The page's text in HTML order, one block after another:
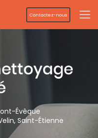
Contactez-nous
Évêque
Saint-Étienne